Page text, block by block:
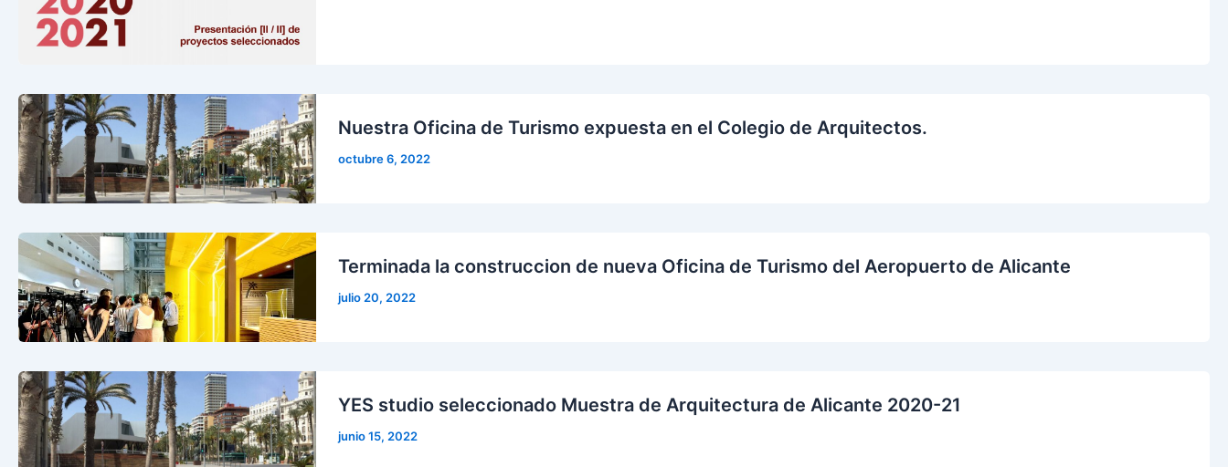
Nuestra Oficina de Turismo expuesta en el Colegio de Arquitectos.
octubre 6, 2022
Terminada la construccion de nueva Oficina de Turismo del Aeropuerto de Alicante
julio 20, 2022
YES studio seleccionado Muestra de Arquitectura de Alicante 2020-21
junio 15, 2022